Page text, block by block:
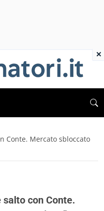
Conte. Mercato sbloccato
salto con Conte.
×